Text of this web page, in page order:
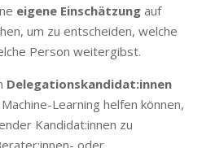
eigene Einschätzungauf
um zu entscheiden, welche
Person weitergibst.
Delegationskandidat:innen
Learning helfen können,
Kandidat:innen zu